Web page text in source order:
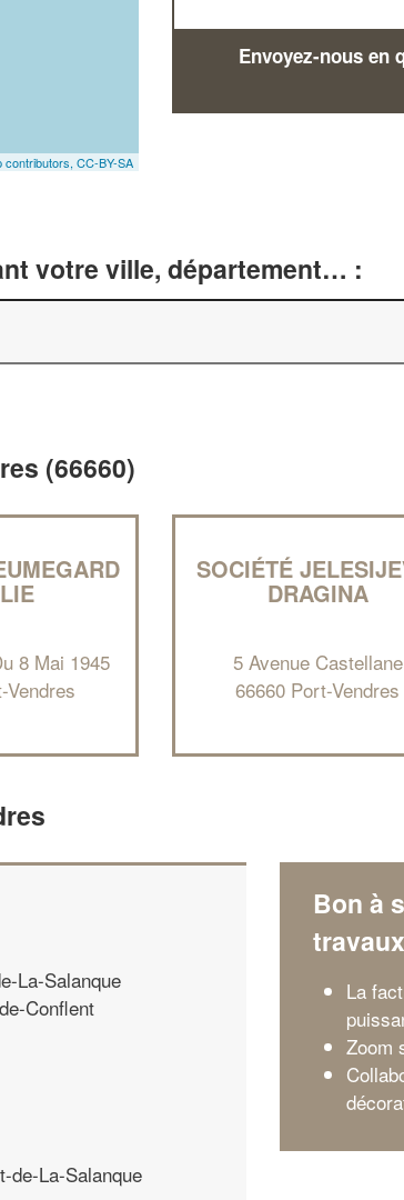
contributors, CC-BY-SA
Envoyez-nous en
votre ville, département… :
(66660)
8 Mai 1945
Vendres
SOCIÉTÉ
DRAGINA
5 Avenue Castellane
66660 Port-Vendres
La-Salanque
Conflent
de-La-Salanque
Bon à
travaux
La
Zoom